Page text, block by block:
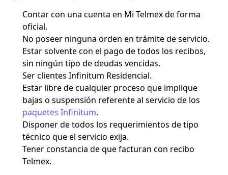
Contar con una cuenta en Mi Telmex de forma
oficial.
No poseer ninguna orden en trámite de servicio.
Estar solvente con el pago de todos los recibos,
sin ningún tipo de deudas vencidas.
Ser clientes Infinitum Residencial.
Estar libre de cualquier proceso que implique
bajas o suspensión referente al servicio de los
paquetes Infinitum.
Disponer de todos los requerimientos de tipo
técnico que el servicio exija.
Tener constancia de que facturan con recibo
Telmex.